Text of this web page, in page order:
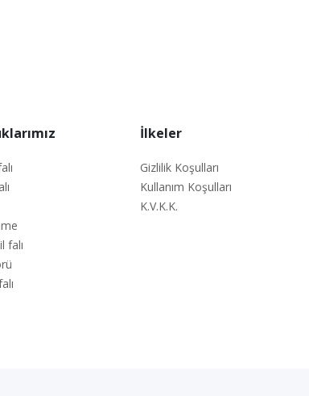
falı
İlkeler
Gizlilik Koşulları
Kullanım Koşulları
K.V.K.K.